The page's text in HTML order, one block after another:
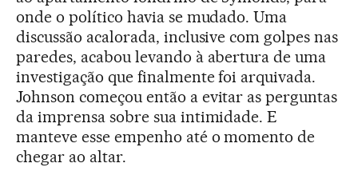
onde o político havia se mudado. Uma
discussão acalorada, inclusive com golpes nas
paredes, acabou levando à abertura de uma
investigação que finalmente foi arquivada.
Johnson começou então a evitar as perguntas
da imprensa sobre sua intimidade. E
manteve esse empenho até o momento de
chegar ao altar.